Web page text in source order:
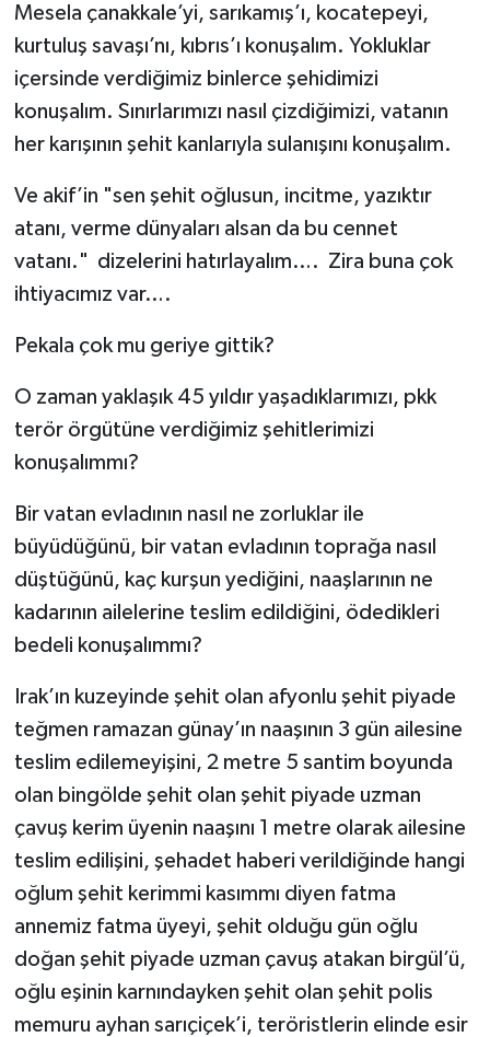
Mesela çanakkale’yi, sarıkamış’ı, kocatepeyi,
kurtuluş savaşı’nı, kıbrıs’ı konuşalım. Yokluklar
içersinde verdiğimiz binlerce şehidimizi
konuşalım. Sınırlarımızı nasıl çizdiğimizi, vatanın
her karışının şehit kanlarıyla sulanışını konuşalım.
Ve akif’in "sen şehit oğlusun, incitme, yazıktır
atanı, verme dünyaları alsan da bu cennet
vatanı." dizelerini hatırlayalım…. Zira buna çok
ihtiyacımız var….
Pekala çok mu geriye gittik?
O zaman yaklaşık 45 yıldır yaşadıklarımızı, pkk
terör örgütüne verdiğimiz şehitlerimizi
konuşalımmı?
Bir vatan evladının nasıl ne zorluklar ile
büyüdüğünü, bir vatan evladının toprağa nasıl
düştüğünü, kaç kurşun yediğini, naaşlarının ne
kadarının ailelerine teslim edildiğini, ödedikleri
bedeli konuşalımmı?
Irak’ın kuzeyinde şehit olan afyonlu şehit piyade
teğmen ramazan günay’ın naaşının 3 gün ailesine
teslim edilemeyişini, 2 metre 5 santim boyunda
olan bingölde şehit olan şehit piyade uzman
çavuş kerim üyenin naaşını 1 metre olarak ailesine
teslim edilişini, şehadet haberi verildiğinde hangi
oğlum şehit kerimmi kasımmı diyen fatma
annemiz fatma üyeyi, şehit olduğu gün oğlu
doğan şehit piyade uzman çavuş atakan birgül’ü,
oğlu eşinin karnındayken şehit olan şehit polis
memuru ayhan sarıçiçek’i, teröristlerin elinde esir